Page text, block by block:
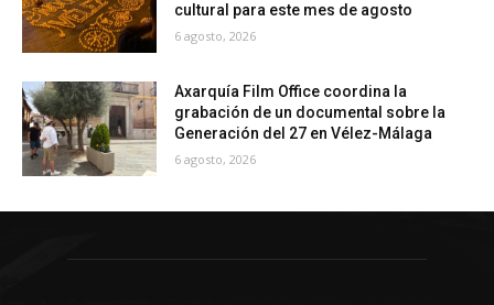
cultural para este mes de agosto
6 agosto, 2026
Axarquía Film Office coordina la
grabación de un documental sobre la
Generación del 27 en Vélez-Málaga
6 agosto, 2026